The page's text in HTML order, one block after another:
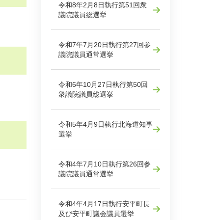
令和8年2月8日執行第51回衆
議院議員総選挙
令和7年7月20日執行第27回参
議院議員通常選挙
令和6年10月27日執行第50回
衆議院議員総選挙
令和5年4月9日執行北海道知事
選挙
令和4年7月10日執行第26回参
議院議員通常選挙
令和4年4月17日執行安平町長
及び安平町議会議員選挙